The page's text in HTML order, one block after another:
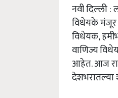
नवी दिल्ली :
विधेयके मंजूर
विधेयक,
वाणिज्य
आहेत. आज